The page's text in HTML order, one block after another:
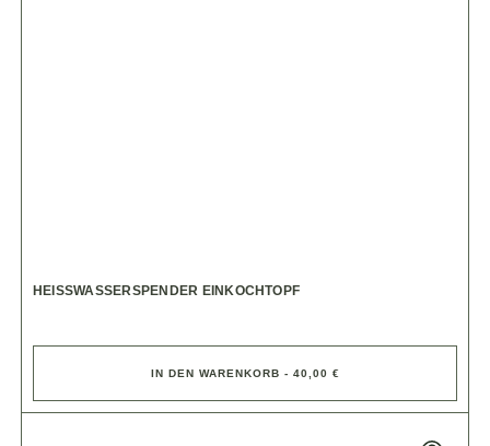
HEISSWASSERSPENDER EINKOCHTOPF
IN DEN WARENKORB - 40,00 €